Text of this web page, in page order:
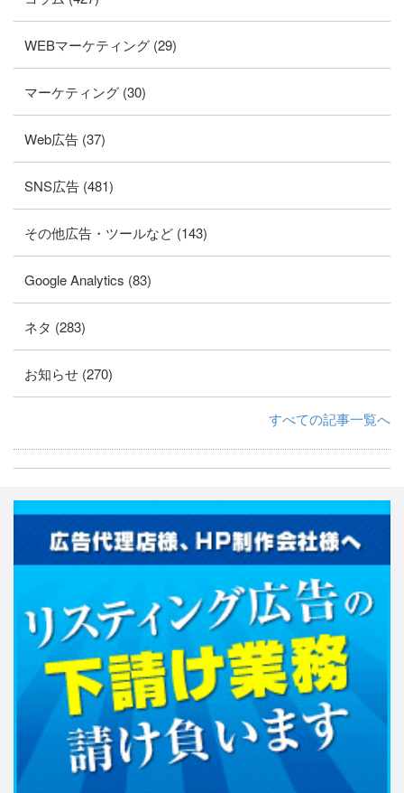
WEBマーケティング (29)
マーケティング (30)
Web広告 (37)
SNS広告 (481)
その他広告・ツールなど (143)
Google Analytics (83)
ネタ (283)
お知らせ (270)
すべての記事一覧へ